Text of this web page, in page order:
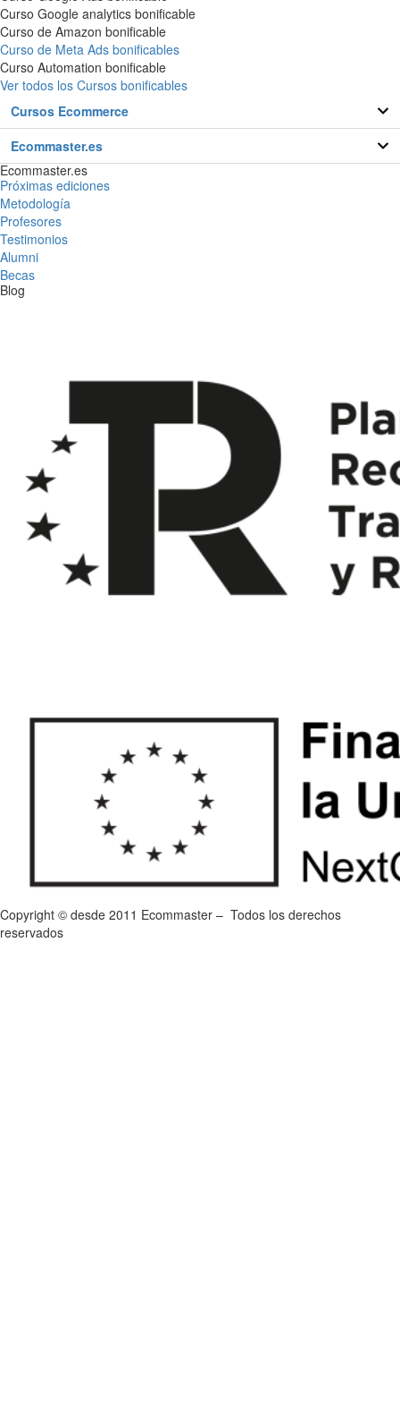
Curso Google analytics bonificable
Curso de Amazon bonificable
Curso de Meta Ads bonificables
Curso Automation bonificable
Ver todos los Cursos bonificables
Cursos Ecommerce
Ecommaster.es
Ecommaster.es
Próximas ediciones
Metodología
Profesores
Testimonios
Alumni
Becas
Blog
Copyright © desde 2011 Ecommaster – Todos los derechos
reservados